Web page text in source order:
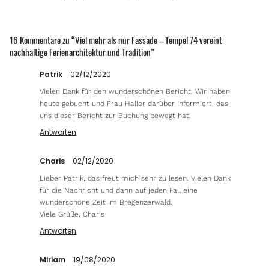
16 Kommentare zu “Viel mehr als nur Fassade – Tempel 74 vereint
nachhaltige Ferienarchitektur und Tradition”
Patrik 02/12/2020
Vielen Dank für den wunderschönen Bericht. Wir haben
heute gebucht und Frau Haller darüber informiert, das
uns dieser Bericht zur Buchung bewegt hat.
Antworten
Charis 02/12/2020
Lieber Patrik, das freut mich sehr zu lesen. Vielen Dank
für die Nachricht und dann auf jeden Fall eine
wunderschöne Zeit im Bregenzerwald.
Viele Grüße, Charis
Antworten
Miriam 19/08/2020